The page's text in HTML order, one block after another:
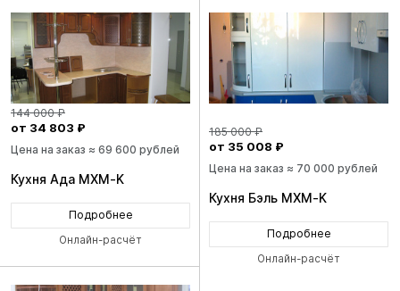
144 000 ₽
от 34 803 ₽
Цена на заказ ≈ 69 600 рублей
Кухня Ада MXM-K
Подробнее
Онлайн-расчёт
185 000 ₽
от 35 008 ₽
Цена на заказ ≈ 70 000 рублей
Кухня Бэль MXM-K
Подробнее
Онлайн-расчёт